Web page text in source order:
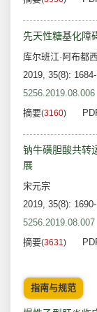
先天性糖基化障
库尔班江·阿布都
2019, 35(8):
5256.2019.08.006
摘要(3160)
钠牛磺胆酸共转
展
宋元宗
2019, 35(8):
5256.2019.08.007
摘要(3631)
指南与规范